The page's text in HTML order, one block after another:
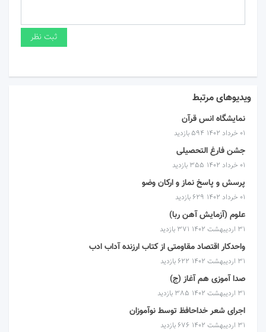
ویدیوهای مرتبط
نمایشگاه انس قرآن
۰۱ خرداد ۱۴۰۲ 594 بازدید
جشن فارغ التحصیلی
۰۱ خرداد ۱۴۰۲ 355 بازدید
پرسش و پاسخ نماز و ارکان وضو
۰۱ خرداد ۱۴۰۲ 629 بازدید
علوم (آزمایش آهن ربا)
۳۱ اردیبهشت ۱۴۰۲ 371 بازدید
واحدکار اقتصاد مقاومتی از کتاب ارزنده آداب ادب
۳۱ اردیبهشت ۱۴۰۲ 622 بازدید
صدا آموزی هم آغاز (ج)
۳۱ اردیبهشت ۱۴۰۲ 385 بازدید
اجرای شعر خداحافظ توسط نوآموزان
۳۱ اردیبهشت ۱۴۰۲ 676 بازدید